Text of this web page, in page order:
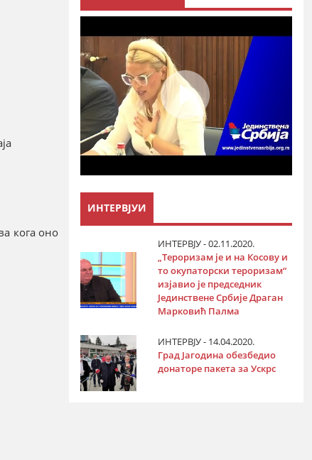
кога оно
ИНТЕРВЈУИ
ИНТЕРВЈУ - 02.11.2020.
„Тероризам је и на Косову и
то окупаторски тероризам“
изјавио је председник
Јединствене Србије Драган
Марковић Палма
ИНТЕРВЈУ - 14.04.2020.
Град Јагодина обезбедио
донаторе пакета за Ускрс